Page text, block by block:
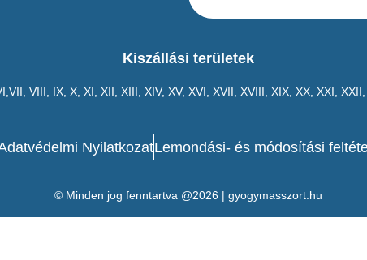
Kiszállási területek
,VII, VIII IX X XI XII XIII XIV, XV, XVI XVII XVIII XIX XX XXI XXII
NyilatkozatLemondási- és módosítási
© Minden jog fenntartva @2026 | gyogymasszort.hu